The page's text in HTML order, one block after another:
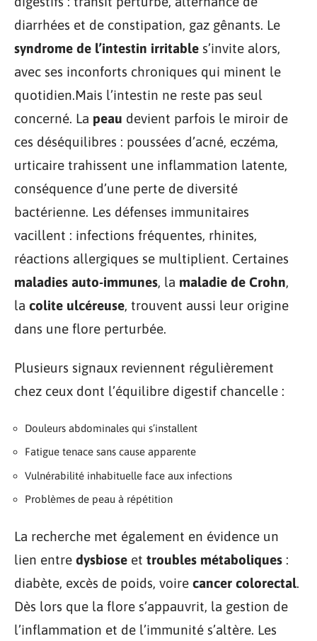
diarrhées et de constipation, gaz gênants. Le
syndrome de l’intestin irritable s’invite alors,
avec ses inconforts chroniques qui minent le
quotidien.Mais l’intestin ne reste pas seul
concerné. La peau devient parfois le miroir de
ces déséquilibres : poussées d’acné, eczéma,
urticaire trahissent une inflammation latente,
conséquence d’une perte de diversité
bactérienne. Les défenses immunitaires
vacillent : infections fréquentes, rhinites,
réactions allergiques se multiplient. Certaines
maladies auto-immunes, la maladie de Crohn,
la colite ulcéreuse, trouvent aussi leur origine
dans une flore perturbée.
Plusieurs signaux reviennent régulièrement
chez ceux dont l’équilibre digestif chancelle :
Douleurs abdominales qui s’installent
Fatigue tenace sans cause apparente
Vulnérabilité inhabituelle face aux infections
Problèmes de peau à répétition
La recherche met également en évidence un
lien entre dysbiose et troubles métaboliques :
diabète, excès de poids, voire cancer colorectal.
Dès lors que la flore s’appauvrit, la gestion de
l’inflammation et de l’immunité s’altère. Les